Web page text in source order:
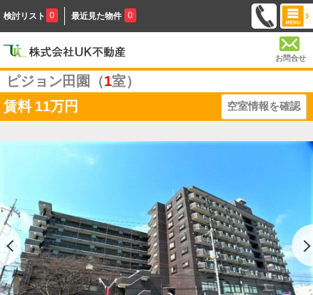
検討リスト 0 最近見た物件 0
お問合せ
ピジョン田園（1室）
賃料 11万円 空室情報を確認